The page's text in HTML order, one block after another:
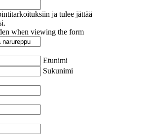
ja tulee jättää
when viewing the form
Etunimi
Sukunimi